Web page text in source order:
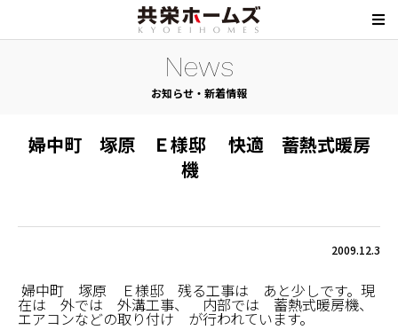
News
お知らせ・新着情報
婦中町 塚原 Ｅ様邸 快適 蓄熱式暖房
機
2009.12.3
婦中町 塚原 Ｅ様邸 残る工事は あと少しです。現
在は 外では 外溝工事、 内部では 蓄熱式暖房機、
エアコンなどの取り付け が行われています。